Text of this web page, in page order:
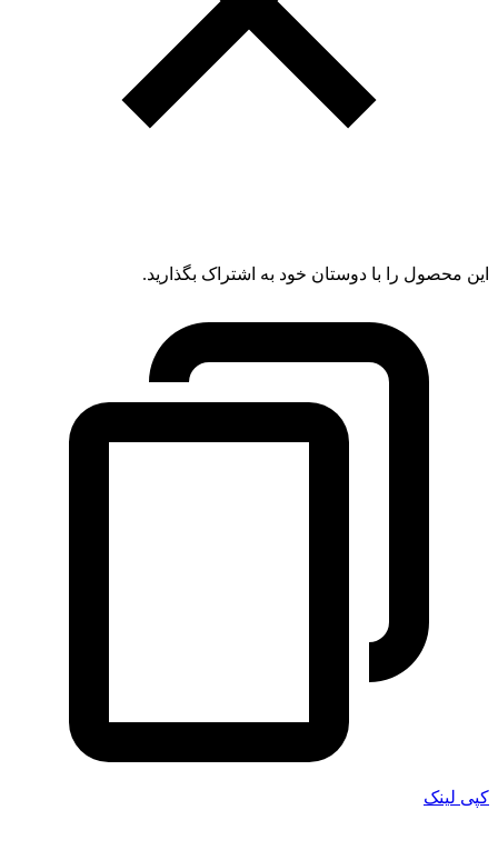
این محصول را با دوستان خود به اشتراک بگذارید.
کپی لینک